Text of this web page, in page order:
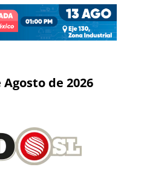
de 2026